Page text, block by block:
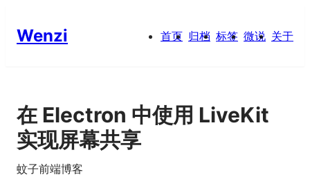
Wenzi 首页 归档 标签 微说 关于
在 Electron 中使用 LiveKit
实现屏幕共享
蚊子前端博客